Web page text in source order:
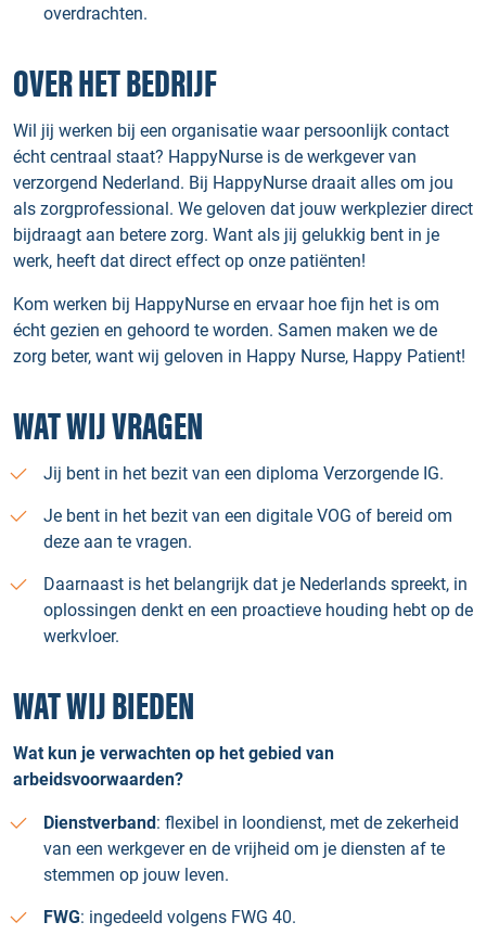
overdrachten.
OVER HET BEDRIJF
Wil jij werken bij een organisatie waar persoonlijk contact
écht centraal staat? HappyNurse is de werkgever van
verzorgend Nederland. Bij HappyNurse draait alles om jou
als zorgprofessional. We geloven dat jouw werkplezier direct
bijdraagt aan betere zorg. Want als jij gelukkig bent in je
werk, heeft dat direct effect op onze patiënten!
Kom werken bij HappyNurse en ervaar hoe fijn het is om
écht gezien en gehoord te worden. Samen maken we de
zorg beter, want wij geloven in Happy Nurse, Happy Patient!
WAT WIJ VRAGEN
Jij bent in het bezit van een diploma Verzorgende IG.
Je bent in het bezit van een digitale VOG of bereid om
deze aan te vragen.
Daarnaast is het belangrijk dat je Nederlands spreekt, in
oplossingen denkt en een proactieve houding hebt op de
werkvloer.
WAT WIJ BIEDEN
Wat kun je verwachten op het gebied van
arbeidsvoorwaarden?
Dienstverband: flexibel in loondienst, met de zekerheid
van een werkgever en de vrijheid om je diensten af te
stemmen op jouw leven.
FWG: ingedeeld volgens FWG 40.